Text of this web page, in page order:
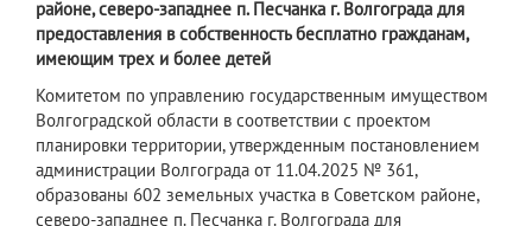
районе, северо-западнее п. Песчанка г. Волгограда для
предоставления в собственность бесплатно гражданам,
имеющим трех и более детей
Комитетом по управлению государственным имуществом
Волгоградской области в соответствии с проектом
планировки территории, утвержденным постановлением
администрации Волгограда от 11.04.2025 № 361,
образованы 602 земельных участка в Советском районе,
северо-западнее п. Песчанка г. Волгограда для